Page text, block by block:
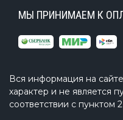
МЫ ПРИНИМАЕМ К
Вся информация на
характер и не является
соответствии с пунктом